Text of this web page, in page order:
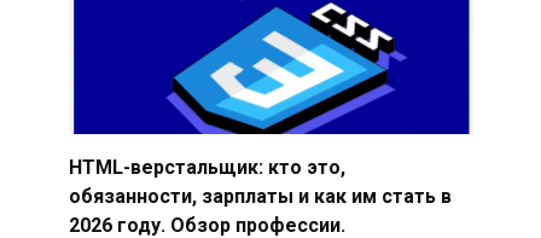
HTML-верстальщик: кто это,
обязанности, зарплаты и как им стать в
2026 году. Обзор профессии.